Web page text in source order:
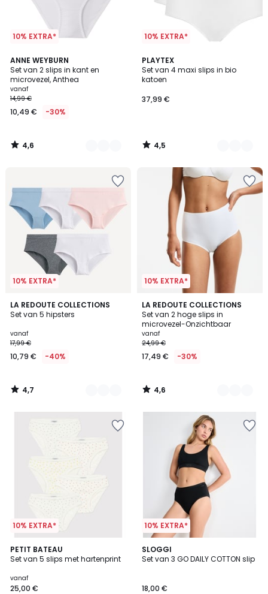
10% EXTRA*
ANNE WEYBURN
Set van 2 slips in kant en
microvezel, Anthea
vanaf
14,99 €
10,49 € -30%
4,6
/ 5
6
Kleuren
4,6
/
10% EXTRA*
PLAYTEX
Set van 4 maxi slips in bio
katoen
37,99 €
4,5
/ 5
3
Kleuren
4,5
/
10% EXTRA*
LA REDOUTE COLLECTIONS
Set van 5 hipsters
vanaf
17,99 €
10,79 € -40%
4,7
/ 5
2
Kleuren
4,7
/
10% EXTRA*
LA REDOUTE COLLECTIONS
Set van 2 hoge slips in
microvezel-Onzichtbaar
vanaf
24,99 €
17,49 € -30%
4,6
/ 5
3
Kleuren
4,6
/
10% EXTRA*
PETIT BATEAU
Set van 5 slips met hartenprint
vanaf
25,00 €
5
/
10% EXTRA*
SLOGGI
Set van 3 GO DAILY COTTON slip
18,00 €
4,6
/ 5